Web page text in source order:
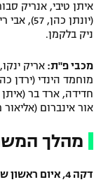
ניק בלקמן.
מכבי פ"ת: אריק
אור אינברום (אליאור משעלי, 68),
מהלך
דקה 4, איום ראשון של מכבי ת"א: